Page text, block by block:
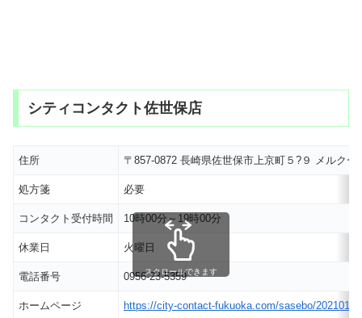
シティコンタクト佐世保店
住所 〒857-0872 長崎県佐世保市上京町５?９ メルク
処方箋 必要
コンタクト受付時間 10時00分～19時00分
休業日 火曜日
電話番号 0956-23-5359
ホームページ https://city-contact-fukuoka.com/sasebo/202101/
スクロールできます